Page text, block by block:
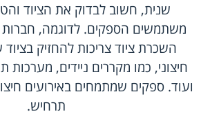
שנית, חשוב לבדוק את הציוד
משתמשים הספקים. לדוגמה, חברות
השכרת ציוד צריכות להחזיק
חיצוני, כמו מקררים ניידים, מערכות
ועוד. ספקים שמתמחים באירועים
תרחיש.